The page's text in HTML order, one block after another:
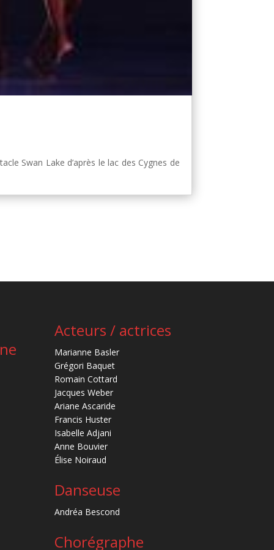
Swan Lake d’après le lac des Cygnes de
Acteurs / actrices
Marianne Basler
Grégori Baquet
Romain Cottard
Jacques Weber
Ariane Ascaride
Francis Huster
Isabelle Adjani
Anne Bouvier
Élise Noiraud
Danseuse
Andréa Bescond
Chorégraphe